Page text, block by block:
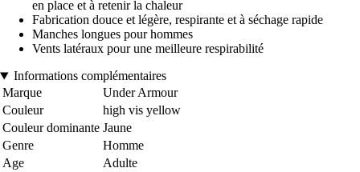
en place et à retenir la chaleur
Fabrication douce et légère, respirante et à séchage rapide
Manches longues pour hommes
Vents latéraux pour une meilleure respirabilité
Informations complémentaires
Marque
Under Armour
Couleur
high vis yellow
Couleur dominante Jaune
Genre
Homme
Age
Adulte